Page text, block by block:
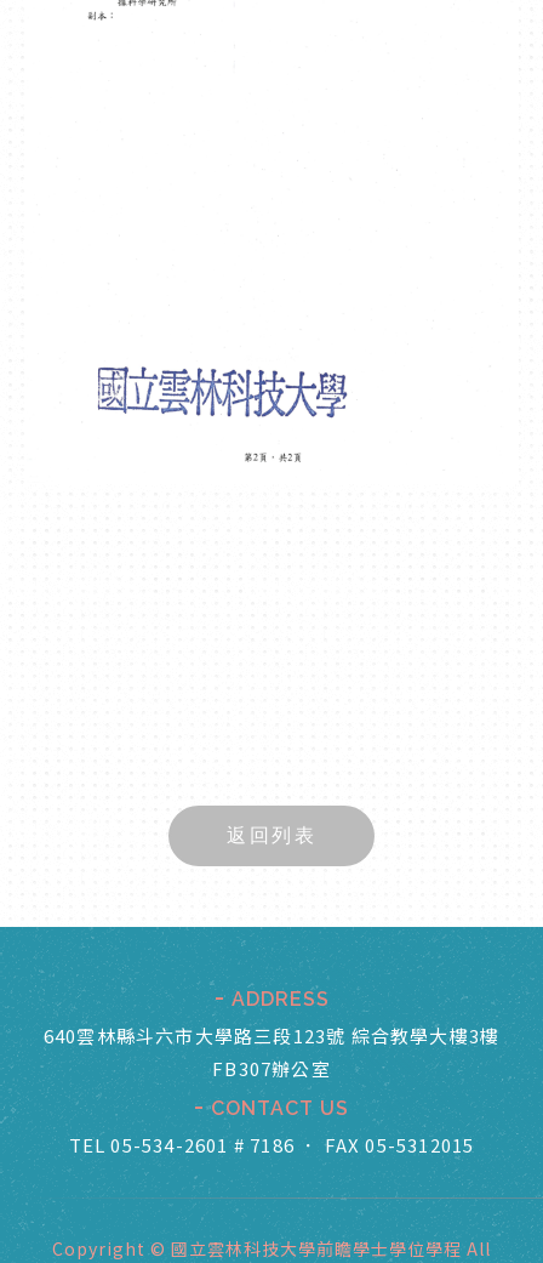
返回列表
ADDRESS
640雲林縣斗六市大學路三段123號 綜合教學大樓3樓
FB307辦公室
CONTACT US
TEL 05-534-2601 # 7186 ． FAX 05-5312015
Copyright © 國立雲林科技大學前瞻學士學位學程 All